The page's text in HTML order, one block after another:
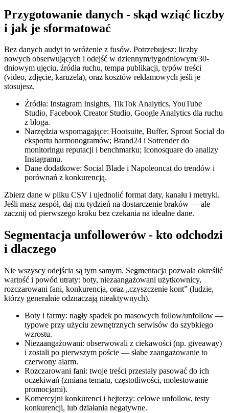
Przygotowanie danych - skąd wziąć liczby
i jak je sformatować
Bez danych audyt to wróżenie z fusów. Potrzebujesz: liczby
nowych obserwujących i odejść w dziennym/tygodniowym/30-
dniowym ujęciu, źródła ruchu, tempa publikacji, typów treści
(video, zdjęcie, karuzela), oraz kosztów reklamowych jeśli je
stosujesz.
Źródła: Instagram Insights, TikTok Analytics, YouTube
Studio, Facebook Creator Studio, Google Analytics dla ruchu
z bloga.
Narzędzia wspomagające: Hootsuite, Buffer, Sprout Social do
eksportu harmonogramów; Brand24 i Sotrender do
monitoringu reputacji i benchmarku; Iconosquare do analizy
Instagramu.
Dane dodatkowe: Social Blade i Napoleoncat do trendów i
porównań z konkurencją.
Zbierz dane w pliku CSV i ujednolić format daty, kanału i metryki.
Jeśli masz zespół, daj mu tydzień na dostarczenie braków — ale
zacznij od pierwszego kroku bez czekania na idealne dane.
Segmentacja unfollowerów - kto odchodzi
i dlaczego
Nie wszyscy odejścia są tym samym. Segmentacja pozwala określić
wartość i powód utraty: boty, niezaangażowani użytkownicy,
rozczarowani fani, konkurencja, oraz „czyszczenie kont” (ludzie,
którzy generalnie odznaczają nieaktywnych).
Boty i farmy: nagły spadek po masowych follow/unfollow —
typowe przy użyciu zewnętrznych serwisów do szybkiego
wzrostu.
Niezaangażowani: obserwowali z ciekawości (np. giveaway)
i zostali po pierwszym poście — słabe zaangażowanie to
czerwony alarm.
Rozczarowani fani: twoje treści przestały pasować do ich
oczekiwań (zmiana tematu, częstotliwości, molestowanie
promocjami).
Komercyjni konkurenci i hejterzy: celowe unfollow, testy
konkurencji, lub działania negatywne.